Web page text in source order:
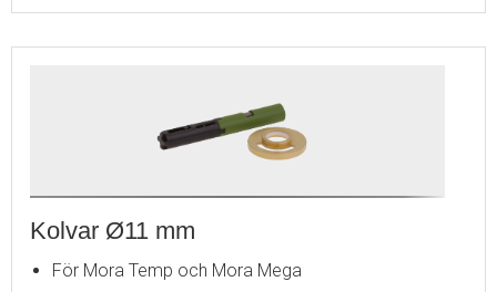
Kolvar Ø11 mm
För Mora Temp och Mora Mega